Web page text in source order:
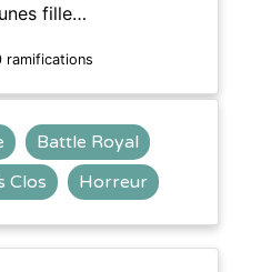
fille…
ramifications
Battle Royal
Clos Horreur